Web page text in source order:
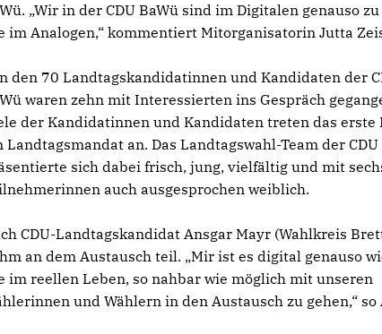
„Wir in der CDU BaWü sind im Digitalen genauso
im Analogen,“ kommentiert Mitorganisatorin Jutta
den 70 Landtagskandidatinnen und Kandidaten der
waren zehn mit Interessierten ins Gespräch
der Kandidatinnen und Kandidaten treten das erste
Landtagsmandat an. Das Landtagswahl-Team der CDU
sich dabei frisch, jung, vielfältig und mit
auch ausgesprochen weiblich.
CDU-Landtagskandidat Ansgar Mayr (Wahlkreis
an dem Austausch teil. „Mir ist es digital genauso
im reellen Leben, so nahbar wie möglich mit unseren
und Wählern in den Austausch zu gehen,“ so